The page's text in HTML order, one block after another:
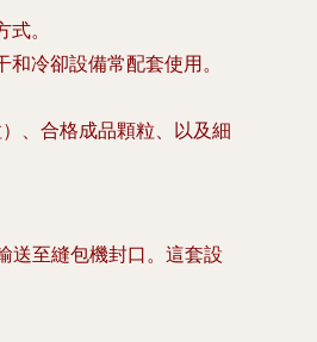
。
冷卻設備常配套使用。
、合格成品顆粒、以及細
送至縫包機封口。這套設